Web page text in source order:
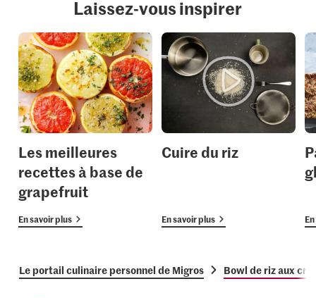
Laissez-vous inspirer
Les meilleures
recettes à base de
grapefruit
En savoir plus
Cuire du riz
En savoir plus
Le portail culinaire personnel de Migros Bowl de riz aux